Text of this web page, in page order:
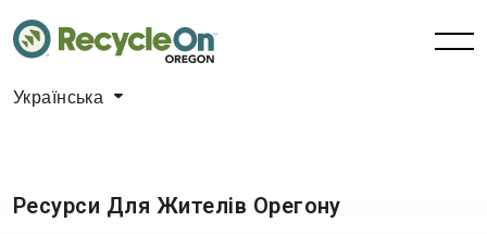
Українська
Ресурси Для Жителів Орегону